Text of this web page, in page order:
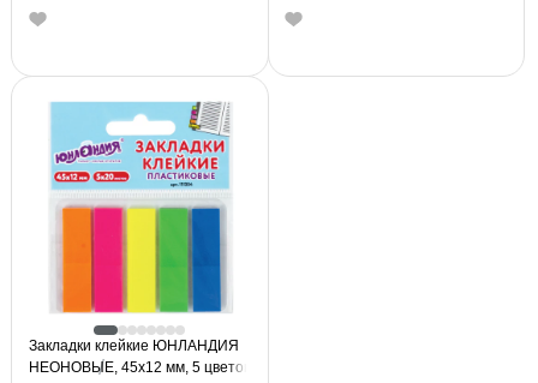
Закладки клейкие ЮНЛАНДИЯ
НЕОНОВЫЕ, 45х12 мм, 5 цветов